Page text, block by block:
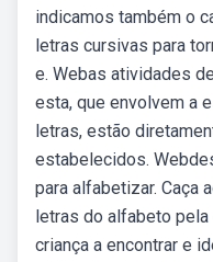
indicamos também o
letras cursivas para
e. Webas atividades
esta, que envolvem a
letras, estão
estabelecidos.
para alfabetizar. Caça
letras do alfabeto pela
criança a encontrar e